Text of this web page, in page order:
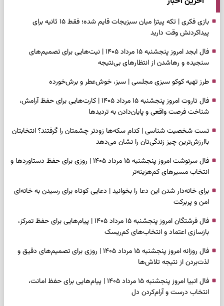
بازی فکری | تکه پیتزا میان سبزیجات قایم شده؛ فقط ۱۵ ثانیه برای
پیداکردنش وقت دارید
فال ابجد امروز پنجشنبه ۱۵ مرداد ۱۴۰۵ | نیت‌هایی برای تصمیم‌های
سنجیده و رهاشدن از انتظارهای بی‌نتیجه
طرز تهیه کوکو سبزی مجلسی | سبز، خوش‌عطر و برش‌خورده
فال تاروت امروز پنجشنبه ۱۵ مرداد ۱۴۰۵ | کارت‌هایی برای حفظ آرامش،
شناخت فرصت واقعی و پایان‌دادن به تردیدها
تست شخصیت شناسی | کدام سکه‌ها زودتر چشمتان را گرفتند؟ انتخابتان
باارزش‌ترین چیز زندگی‌تان را نشان می‌دهد
فال سرنوشت امروز پنجشنبه ۱۵ مرداد ۱۴۰۵ | روزی برای حفظ دستاوردها و
انتخاب مسیرهای کم‌هزینه‌تر
برای خانه‌دار شدن این دعا را بخوانید | دعایی کوتاه برای رسیدن به خانه‌ای
امن و پربرکت
فال فرشتگان امروز پنجشنبه ۱۵ مرداد ۱۴۰۵ | پیام‌هایی برای حفظ تمرکز،
بازسازی اعتماد و انتخاب‌های کم‌ریسک
فال روزانه امروز پنجشنبه ۱۵ مرداد ۱۴۰۵ | روزی برای تصمیم‌های دقیق و
لذت‌بردن از نتیجه تلاش‌ها
فال انبیا امروز پنجشنبه ۱۵ مرداد ۱۴۰۵ | پیام‌هایی برای حفظ امانت،
انتخاب درست و آرام‌کردن دل